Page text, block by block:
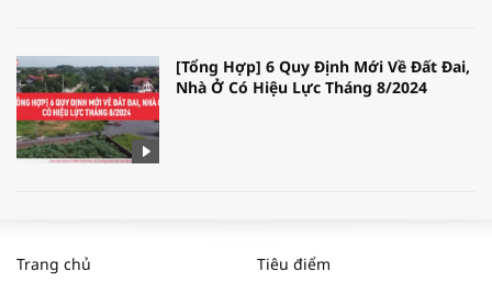
[Tổng Hợp] 6 Quy Định Mới Về Đất Đai,
Nhà Ở Có Hiệu Lực Tháng 8/2024
NAM NĂM 2024 VÀ NĂM 2025 | NHỊP
ĐẬP THỊ TRƯỜNG #62
Trang chủ Tiêu điểm